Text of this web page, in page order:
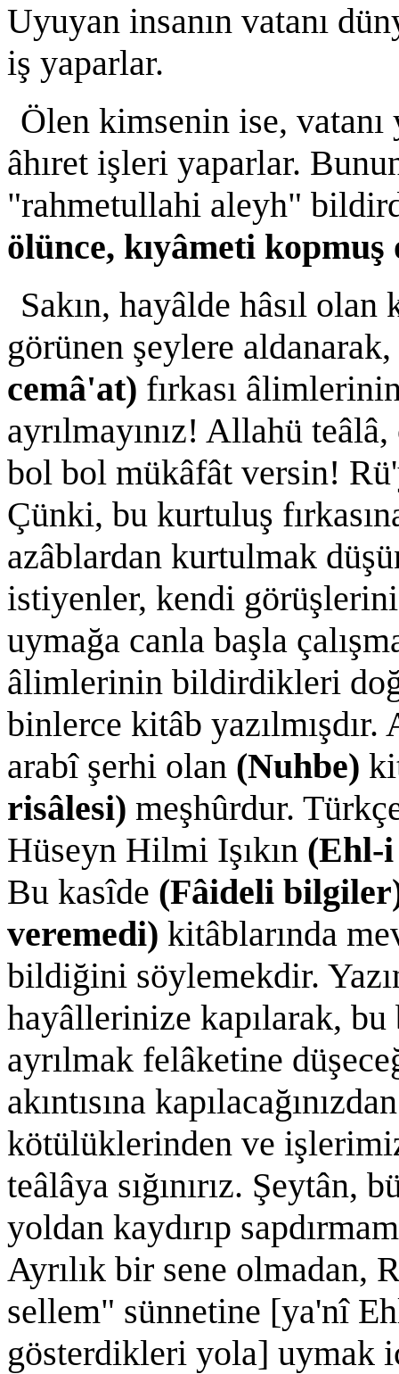
Uyuyan insanın vatanı
iş yaparlar.
Ölen kimsenin ise, vatanı
âhıret işleri yaparlar.
"rahmetullahi aleyh"
ölünce, kıyâmeti
Sakın, hayâlde hâsıl
görünen şeylere aldanarak,
cemâ'at) fırkası
ayrılmayınız! Allahü
bol bol mükâfât versin!
Çünki, bu kurtuluş
azâblardan kurtulmak
istiyenler, kendi
uymağa canla başla
âlimlerinin bildirdikleri
binlerce kitâb yazılmışdır.
arabî şerhi olan (Nuhbe)
risâlesi) meşhûrdur.
Hüseyn Hilmi Işıkın (Ehl-
Bu kasîde (Fâideli
veremedi) kitâblarında
bildiğini söylemekdir.
hayâllerinize kapılarak,
ayrılmak felâketine
akıntısına
kötülüklerinden ve
teâlâya sığınırız. Şeytân,
yoldan kaydırıp
Ayrılık bir sene olmadan,
sellem" sünnetine [ya'nî
gösterdikleri yola] uymak